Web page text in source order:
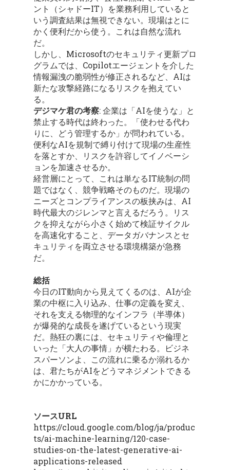
ント（シャドーIT）を業務利用していると
いう調査結果は無視できない。現場はとに
かく便利だから使う。これは自然な流れ
だ。
しかし、Microsoftのセキュリティ更新プロ
グラムでは、Copilotエージェントを介した
情報漏洩の脆弱性が修正されるなど、AIは
新たな攻撃経路になるリスクを抱えてい
る。
デジマケ君の考察: 企業は「AIを使うな」と
禁止する時代は終わった。「使わせる代わ
りに、どう管理するか」が問われている。
便利なAIを規制で縛り付けて現場の生産性
を落とすか、リスクを許容してイノベーシ
ョンを加速させるか。
経営層にとって、これは単なるIT統制の問
題ではなく、競争戦略そのものだ。現場の
ニーズとコンプライアンスの板挟みは、AI
時代最大のジレンマと言えるだろう。リス
クを抑えながら小さく始めて検証サイクル
を高速化すること、データガバナンスとセ
キュリティを両立させる環境構築が急務
だ。
総括
今日のIT動向から見えてくるのは、AIが企
業の中枢に入り込み、仕事の定義を変え、
それを支える物理的なインフラ（半導体）
が爆発的な成長を遂げているという現実
だ。熱狂の裏には、セキュリティや倫理と
いった「大人の事情」が横たわる。ビジネ
スパーソンよ、この流れに乗るか溺れるか
は、君たちがAIをどうマネジメントできる
かにかかっている。
ソースURL
https://cloud.google.com/blog/ja/produc
ts/ai-machine-learning/120-case-
studies-on-the-latest-generative-ai-
applications-released